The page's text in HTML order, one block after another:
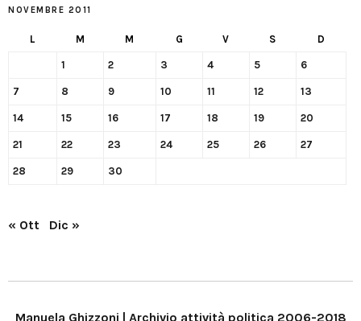
NOVEMBRE 2011
L M M G V S D
1 2 3 4 5 6
7 8 9 10 11 12 13
14 15 16 17 18 19 20
21 22 23 24 25 26 27
28 29 30
« Ott Dic »
Manuela Ghizzoni | Archivio attività politica 2006-2018